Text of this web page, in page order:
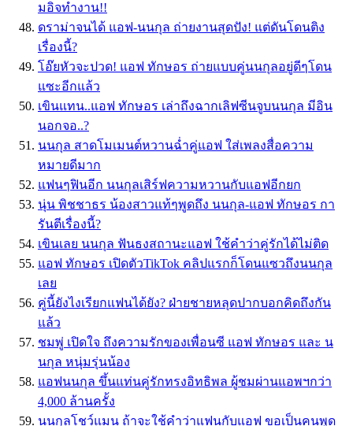
มอิจทำงาน!!
ดราม่าจนได้ แอฟ-นนกุล ถ่ายงานสุดปัง! แต่ดันโดนติง
เรื่องนี้?
โอ๊ยหัวจะปวด! แอฟ ทักษอร ถ่ายแบบคู่นนกุลอยู่ดีๆโดน
แซะอีกแล้ว
เขินแทน..แอฟ ทักษอร เล่าถึงฉากเลิฟซีนจูบนนกุล มีอิน
นอกจอ..?
นนกุล สาดโมเมนต์หวานฉ่ำคู่แอฟ ใส่เพลงสื่อความ
หมายดีมาก
แฟนๆฟินอีก นนกุลเสิร์ฟความหวานกับแอฟอีกยก
นุ่น พิชชาธร น้องสาวแท้ๆพูดถึง นนกุล-แอฟ ทักษอร กา
รันตีเรื่องนี้?
เขินเลย นนกุล ฟันธงสถานะแอฟ ใช้คำว่าคู่รักได้ไม่ติด
แอฟ ทักษอร เปิดตัวTikTok คลิปแรกก็โดนแซวถึงนนกุล
เลย
คู่นี้ยังไงเรียกแฟนได้ยัง? ฝ่ายชายหลุดปากบอกคิดถึงกัน
แล้ว
ชมพู่ เปิดใจ ถึงความรักของเพื่อนซี แอฟ ทักษอร และ น
นกุล หนุ่มรุ่นน้อง
แอฟนนกุล ขึ้นแท่นคู่รักทรงอิทธิพล ผู้ชมผ่านแอพฯกว่า
4,000 ล้านครั้ง
นนกุลโชว์แมน ถ้าจะใช้คำว่าแฟนกับแอฟ ขอเป็นคนพูด